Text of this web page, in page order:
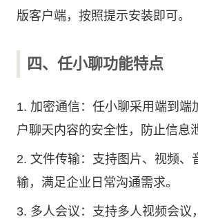
版客户端，按照提示安装即可。
四、任小聊功能特点
1. 加密通信：任小聊采用端到端
户聊天内容的安全性，防止信息
2. 文件传输：支持图片、视频、
输，满足企业日常沟通需求。
3. 多人会议：支持多人视频会议